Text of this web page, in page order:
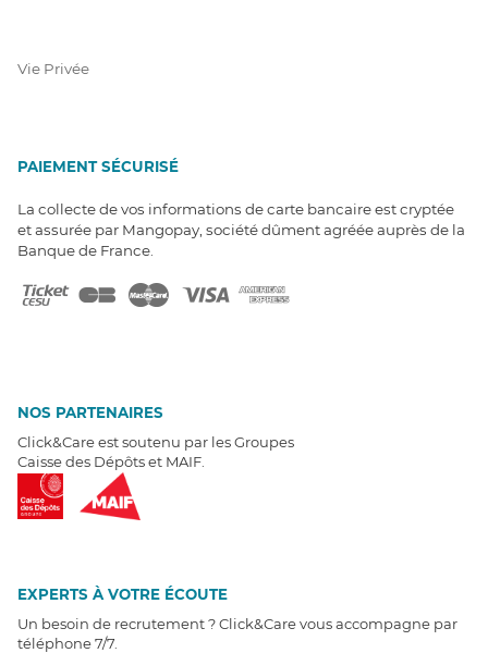
Vie Privée
PAIEMENT SÉCURISÉ
La collecte de vos informations de carte bancaire est cryptée
et assurée par Mangopay, société dûment agréée auprès de la
Banque de France.
NOS PARTENAIRES
Click&Care est soutenu par les Groupes
Caisse des Dépôts et MAIF.
EXPERTS À VOTRE ÉCOUTE
Un besoin de recrutement ? Click&Care vous accompagne par
téléphone 7/7